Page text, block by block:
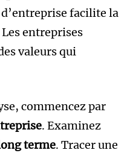
facilite la
entreprises
valeurs qui
commencez par
. Examinez
terme. Tracer une